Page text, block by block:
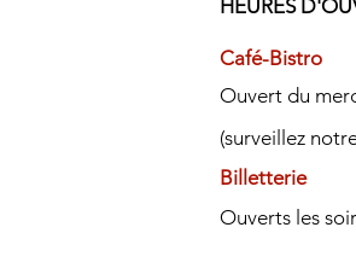
HEURES
Café-Bistro
Ouvert du
(surveillez
Billetterie
Ouverts les